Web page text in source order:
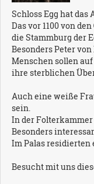
Schloss Egg hat
Das vor 1100 von
die Stammburg der
Besonders Peter
Menschen sollen
ihre sterblichen
Auch eine weiße
sein.
In der
Besonders
Im Palas residierten
Besucht mit uns